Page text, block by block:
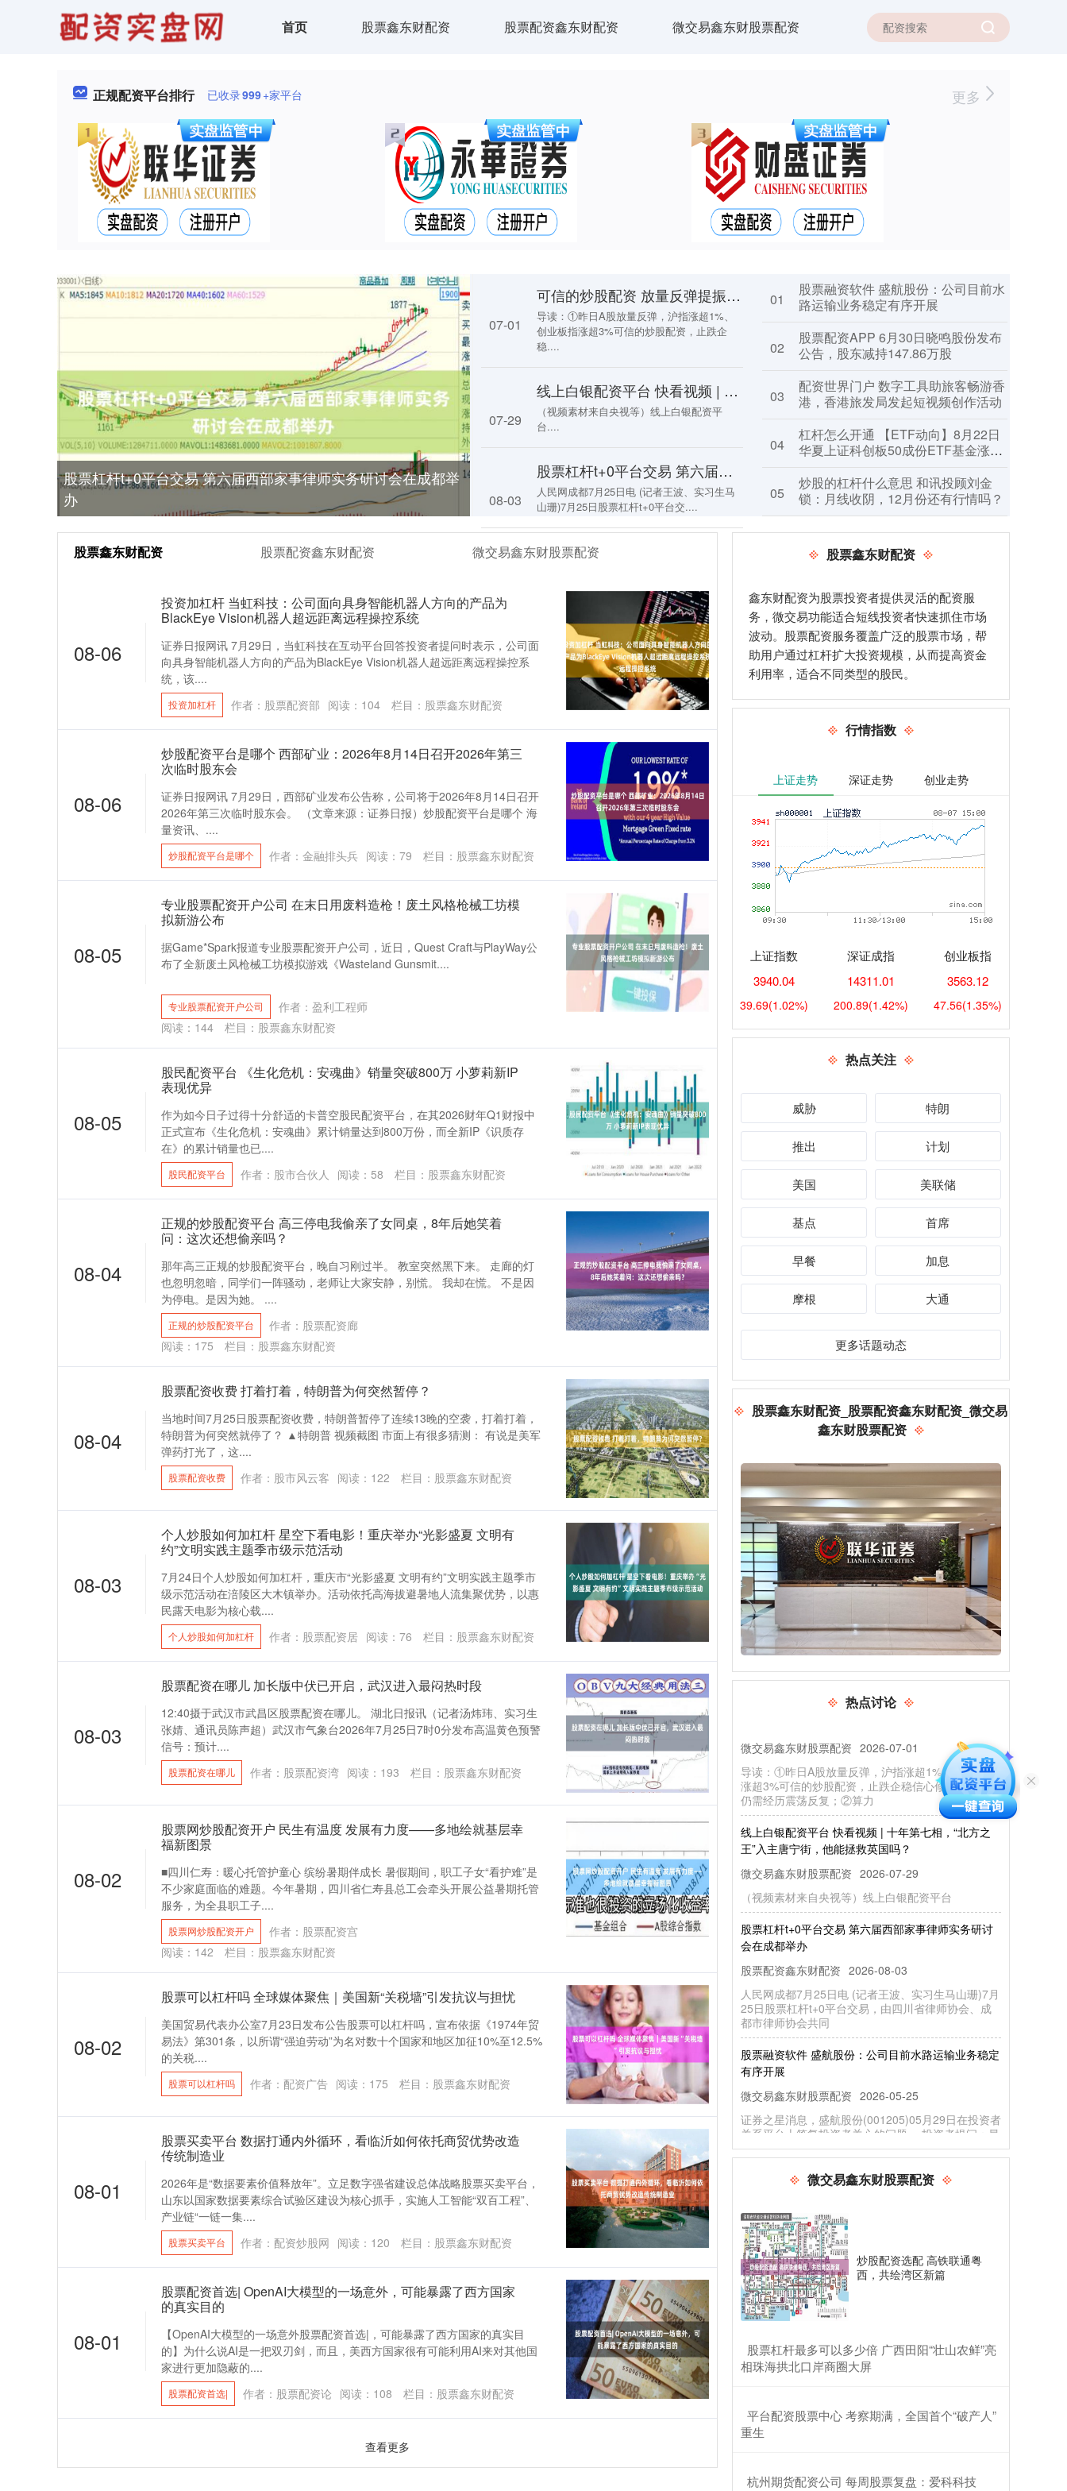
首页 股票鑫东财配资 股票配资鑫东财配资 微交易鑫东财股票配资
正规配资平台排行 已收录999+家平台 更多
股票杠杆t+0平台交易 第六届西部家事律师实务研讨会在成都举
办
可信的炒股配资 放量反弹提振市场信心，筑底阶段盘面热点或延续快速轮动
导读：①昨日A股放量反弹，沪指涨超1%、
创业板指涨超3%可信的炒股配资，止跌企
稳....
07-01
线上白银配资平台 快看视频 | 十年第七相，“北方之王”入主唐宁街，他能拯救英国吗？
（视频素材来自央视等）线上白银配资平
台....
07-29
股票杠杆t+0平台交易 第六届西部家事律师实务研讨会在成都举办
人民网成都7月25日电 (记者王波、实习生马
山珊)7月25日股票杠杆t+0平台交....
08-03
01
股票融资软件 盛航股份：公司目前水
路运输业务稳定有序开展
02
股票配资APP 6月30日晓鸣股份发布
公告，股东减持147.86万股
03
配资世界门户 数字工具助旅客畅游香
港，香港旅发局发起短视频创作活动
04
杠杆怎么开通 【ETF动向】8月22日
华夏上证科创板50成份ETF基金涨
9.52%，份额减少38.74亿份
05
炒股的杠杆什么意思 和讯投顾刘金
锁：月线收阴，12月份还有行情吗？
股票鑫东财配资 股票配资鑫东财配资 微交易鑫东财股票配资
08-06
投资加杠杆 当虹科技：公司面向具身智能机器人方向的产品为
BlackEye Vision机器人超远距离远程操控系统
证券日报网讯 7月29日，当虹科技在互动平台回答投资者提问时表示，公司面
向具身智能机器人方向的产品为BlackEye Vision机器人超远距离远程操控系
统，该....
投资加杠杆 作者：股票配资部 阅读： 104 栏目： 股票鑫东财配资
08-06
炒股配资平台是哪个 西部矿业：2026年8月14日召开2026年第三
次临时股东会
证券日报网讯 7月29日，西部矿业发布公告称，公司将于2026年8月14日召开
2026年第三次临时股东会。 （文章来源：证券日报）炒股配资平台是哪个 海
量资讯、....
炒股配资平台是哪个 作者：金融排头兵 阅读： 79 栏目： 股票鑫东财配资
08-05
专业股票配资开户公司 在末日用废料造枪！废土风格枪械工坊模
拟新游公布
据Game*Spark报道专业股票配资开户公司，近日，Quest Craft与PlayWay公
布了全新废土风枪械工坊模拟游戏《Wasteland Gunsmit....
专业股票配资开户公司
作者：盈利工程师
阅读： 144 栏目： 股票鑫东财配资
08-05
股民配资平台 《生化危机：安魂曲》销量突破800万 小萝莉新IP
表现优异
作为如今日子过得十分舒适的卡普空股民配资平台，在其2026财年Q1财报中
正式宣布《生化危机：安魂曲》累计销量达到800万份，而全新IP《识质存
在》的累计销量也已....
股民配资平台 作者：股市合伙人 阅读： 58 栏目： 股票鑫东财配资
08-04
正规的炒股配资平台 高三停电我偷亲了女同桌，8年后她笑着
问：这次还想偷亲吗？
那年高三正规的炒股配资平台，晚自习刚过半。 教室突然黑下来。 走廊的灯
也忽明忽暗，同学们一阵骚动，老师让大家安静，别慌。 我却在慌。 不是因
为停电。是因为她。 ....
正规的炒股配资平台
作者：股票配资廊
阅读： 175 栏目： 股票鑫东财配资
08-04
股票配资收费 打着打着，特朗普为何突然暂停？
当地时间7月25日股票配资收费，特朗普暂停了连续13晚的空袭，打着打着，
特朗普为何突然就停了？ ▲特朗普 视频截图 市面上有很多猜测： 有说是美军
弹药打光了，这....
股票配资收费 作者：股市风云客 阅读： 122 栏目： 股票鑫东财配资
08-03
个人炒股如何加杠杆 星空下看电影！重庆举办“光影盛夏 文明有
约”文明实践主题季市级示范活动
7月24日个人炒股如何加杠杆，重庆市“光影盛夏 文明有约”文明实践主题季市
级示范活动在涪陵区大木镇举办。活动依托高海拔避暑地人流集聚优势，以惠
民露天电影为核心载....
个人炒股如何加杠杆 作者：股票配资居 阅读： 76 栏目： 股票鑫东财配资
08-03
股票配资在哪儿 加长版中伏已开启，武汉进入最闷热时段
12:40摄于武汉市武昌区股票配资在哪儿。 湖北日报讯（记者汤炜玮、实习生
张婧、通讯员陈声超）武汉市气象台2026年7月25日7时0分发布高温黄色预警
信号：预计....
股票配资在哪儿 作者：股票配资湾 阅读： 193 栏目： 股票鑫东财配资
08-02
股票网炒股配资开户 民生有温度 发展有力度——多地绘就基层幸
福新图景
■四川仁寿：暖心托管护童心 缤纷暑期伴成长 暑假期间，职工子女“看护难”是
不少家庭面临的难题。今年暑期，四川省仁寿县总工会牵头开展公益暑期托管
服务，为全县职工子....
股票网炒股配资开户
作者：股票配资宫
阅读： 142 栏目： 股票鑫东财配资
08-02
股票可以杠杆吗 全球媒体聚焦｜美国新“关税墙”引发抗议与担忧
美国贸易代表办公室7月23日发布公告股票可以杠杆吗，宣布依据《1974年贸
易法》第301条，以所谓“强迫劳动”为名对数十个国家和地区加征10%至12.5%
的关税....
股票可以杠杆吗 作者：配资广告 阅读： 175 栏目： 股票鑫东财配资
08-01
股票买卖平台 数据打通内外循环，看临沂如何依托商贸优势改造
传统制造业
2026年是“数据要素价值释放年”。立足数字强省建设总体战略股票买卖平台，
山东以国家数据要素综合试验区建设为核心抓手，实施人工智能“双百工程”、
产业链“一链一集....
股票买卖平台 作者：配资炒股网 阅读： 120 栏目： 股票鑫东财配资
08-01
股票配资首选| OpenAI大模型的一场意外，可能暴露了西方国家
的真实目的
【OpenAI大模型的一场意外股票配资首选|，可能暴露了西方国家的真实目
的】为什么说AI是一把双刃剑，而且，美西方国家很有可能利用AI来对其他国
家进行更加隐蔽的....
股票配资首选| 作者：股票配资论 阅读： 108 栏目： 股票鑫东财配资
查看更多
股票鑫东财配资
鑫东财配资为股票投资者提供灵活的配资服
务，微交易功能适合短线投资者快速抓住市场
波动。股票配资服务覆盖广泛的股票市场，帮
助用户通过杠杆扩大投资规模，从而提高资金
利用率，适合不同类型的股民。
行情指数
上证走势 深证走势 创业走势
上证指数
3940.04
39.69(1.02%)
深证成指
14311.01
200.89(1.42%)
创业板指
3563.12
47.56(1.35%)
热点关注
威胁 特朗
推出 计划
美国 美联储
基点 首席
早餐 加息
摩根 大通
更多话题动态
股票鑫东财配资_股票配资鑫东财配资_微交易
鑫东财股票配资
热点讨论
配资行业查询 莱茵生物：麦角硫因在抗氧化、消炎等
方面具备良好的功能特性
股票鑫东财配资
证券之星消息，莱茵生物(002166)05月28日在投资者
关系平台上答复投资者关心的问题。 投资者提问：公
司麦角硫因提取
面热点或延续快速轮动
导读：①昨日A股放量反弹，沪指涨超1%、创业板指
涨超3%可信的炒股配资，止跌企稳信心修复，但筑底
仍需经历震荡反复；②算力
线上白银配资平台 快看视频 | 十年第七相，“北方之
王”入主唐宁街，他能拯救英国吗？
微交易鑫东财股票配资 2026-07-29
（视频素材来自央视等）线上白银配资平台
股票杠杆t+0平台交易 第六届西部家事律师实务研讨
会在成都举办
股票配资鑫东财配资
人民网成都7月25日电 (记者王波、实习生马山珊)7月
25日股票杠杆t+0平台交易，由四川省律师协会、成
都市律师协会共同
股票融资软件 盛航股份：公司目前水路运输业务稳定
有序开展
微交易鑫东财股票配资
证券之星消息，盛航股份(001205)05月29日在投资者
关系平台上答复投资者关心的问题。 投资者提问：最
近贵公司订单怎
股票配资APP 6月30日晓鸣股份发布公告，股东减持
147.86万股
证券之星消息，6月30日晓鸣股份发布公告《晓鸣股
份:关于合计持股5%以上股东持股比例达到5%的权益
变动提示性公告》，其股
配资世界门户 数字工具助旅客畅游香港，香港旅发局
发起短视频创作活动
在日前由腾讯微信联手香港旅游发展局（以下简称香
港旅发局）举办的“港·万象”城市名片计划暨微信视频
杠杆怎么开通 【ETF动向】8月22日华夏上证科创板
50成份ETF基金涨9.52%，份额减少38.74亿份
证券之星消息，8月22日，华夏上证科创板50成份
微交易鑫东财股票配资
炒股配资选配 高铁联通粤
西，共绘湾区新篇
​股票杠杆最多可以多少倍 广西田阳“壮山农鲜”亮
相珠海拱北口岸商圈大屏
​平台配资股票中心 考察期满，全国首个“破产人”
重生
​杭州期货配资公司 每周股票复盘：爱科科技